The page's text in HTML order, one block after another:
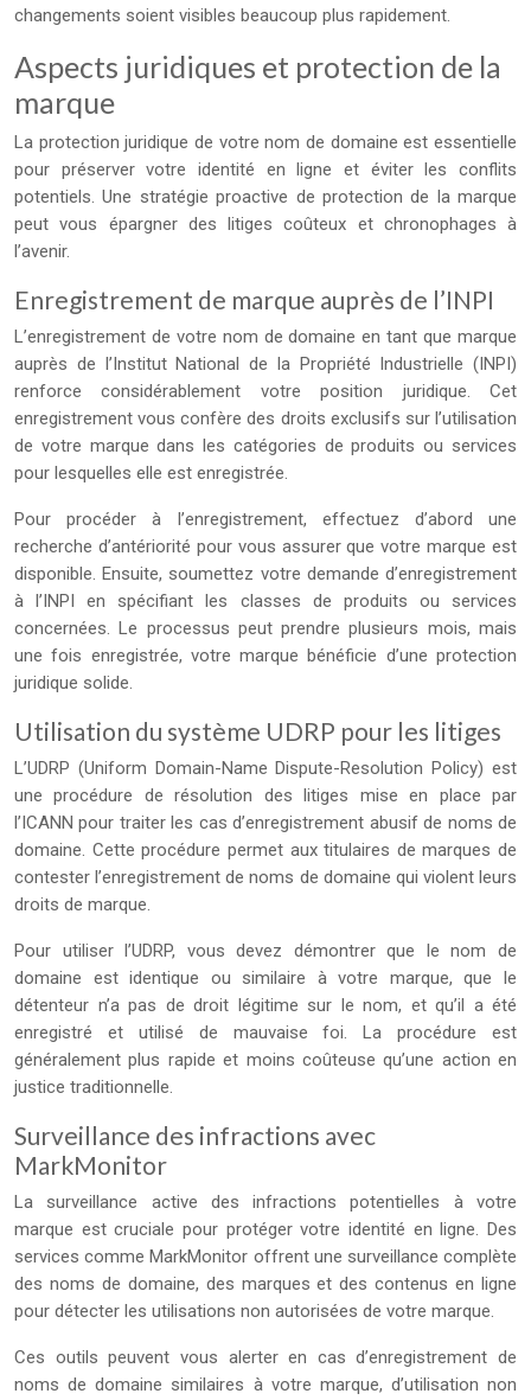
changements soient visibles beaucoup plus rapidement.
Aspects juridiques et protection de la
marque
La protection juridique de votre nom de domaine est essentielle
pour préserver votre identité en ligne et éviter les conflits
potentiels. Une stratégie proactive de protection de la marque
peut vous épargner des litiges coûteux et chronophages à
l’avenir.
Enregistrement de marque auprès de l’INPI
L’enregistrement de votre nom de domaine en tant que marque
auprès de l’Institut National de la Propriété Industrielle (INPI)
renforce considérablement votre position juridique. Cet
enregistrement vous confère des droits exclusifs sur l’utilisation
de votre marque dans les catégories de produits ou services
pour lesquelles elle est enregistrée.
Pour procéder à l’enregistrement, effectuez d’abord une
recherche d’antériorité pour vous assurer que votre marque est
disponible. Ensuite, soumettez votre demande d’enregistrement
à l’INPI en spécifiant les classes de produits ou services
concernées. Le processus peut prendre plusieurs mois, mais
une fois enregistrée, votre marque bénéficie d’une protection
juridique solide.
Utilisation du système UDRP pour les litiges
L’UDRP (Uniform Domain-Name Dispute-Resolution Policy) est
une procédure de résolution des litiges mise en place par
l’ICANN pour traiter les cas d’enregistrement abusif de noms de
domaine. Cette procédure permet aux titulaires de marques de
contester l’enregistrement de noms de domaine qui violent leurs
droits de marque.
Pour utiliser l’UDRP, vous devez démontrer que le nom de
domaine est identique ou similaire à votre marque, que le
détenteur n’a pas de droit légitime sur le nom, et qu’il a été
enregistré et utilisé de mauvaise foi. La procédure est
généralement plus rapide et moins coûteuse qu’une action en
justice traditionnelle.
Surveillance des infractions avec
MarkMonitor
La surveillance active des infractions potentielles à votre
marque est cruciale pour protéger votre identité en ligne. Des
services comme MarkMonitor offrent une surveillance complète
des noms de domaine, des marques et des contenus en ligne
pour détecter les utilisations non autorisées de votre marque.
Ces outils peuvent vous alerter en cas d’enregistrement de
noms de domaine similaires à votre marque, d’utilisation non